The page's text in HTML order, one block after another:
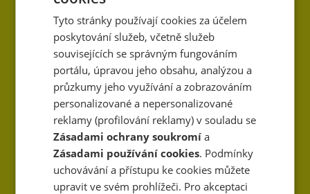
Tyto stránky používají cookies za účelem
poskytování služeb, včetně služeb
souvisejících se správným fungováním
portálu, úpravou jeho obsahu, analýzou a
průzkumy jeho využívání a zobrazováním
personalizované a nepersonalizované
reklamy (profilování reklamy) v souladu se
Zásadami ochrany soukromí a
Zásadami používání cookies. Podmínky
uchovávání a přístupu ke cookies můžete
upravit ve svém prohlížeči. Pro akceptaci